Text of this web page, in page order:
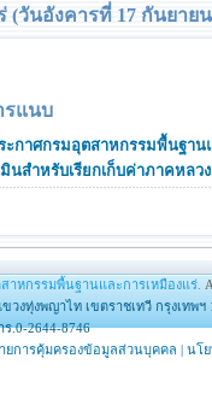
(วันอังคารที่ 17 กันยายน
รแนบ
ะกาศกรมอุตสาหกรรมพื้นฐาน
มินสำหรับเรียกเก็บค่าภาคหลว
าหกรรมพื้นฐานและการเหมืองแร่.
วงทุ่งพญาไท เขตราชเทวี กรุงเทพฯ
.0-2644-8746
ยการคุ้มครองข้อมูลส่วนบุคคล | นโ